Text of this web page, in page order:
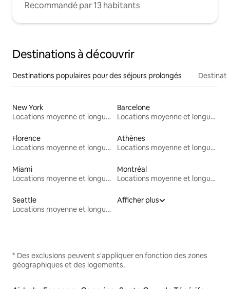
Recommandé par 13 habitants
Destinations à découvrir
Destinations populaires pour des séjours prolongés
New York
Locations moyenne et longue durée
Barcelone
Locations moyenne et longue durée
Florence
Locations moyenne et longue durée
Athènes
Locations moyenne et longue durée
Miami
Locations moyenne et longue durée
Montréal
Locations moyenne et longue durée
Seattle
Locations moyenne et longue durée
Afficher plus
* Des exclusions peuvent s'appliquer en fonction des zones
géographiques et des logements.